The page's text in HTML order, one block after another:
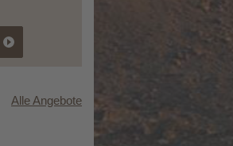
Alle Angebote